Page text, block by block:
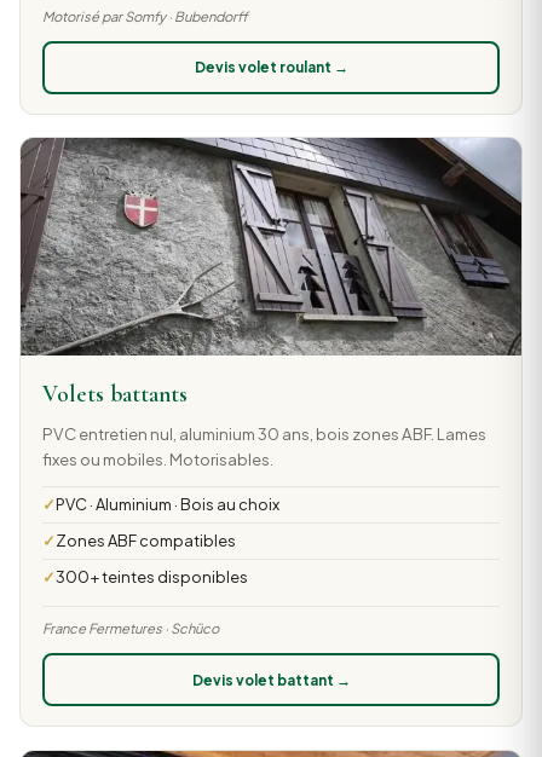
Motorisé par Somfy · Bubendorff
Devis volet roulant →
Volets battants
PVC entretien nul, aluminium 30 ans, bois zones ABF. Lames
fixes ou mobiles. Motorisables.
PVC · Aluminium · Bois au choix
Zones ABF compatibles
300+ teintes disponibles
France Fermetures · Schüco
Devis volet battant →